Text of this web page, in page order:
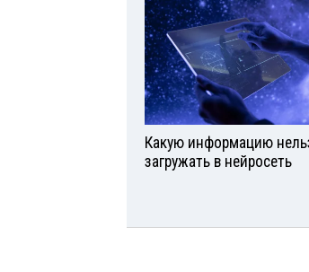
Какую информацию
загружать в нейросеть